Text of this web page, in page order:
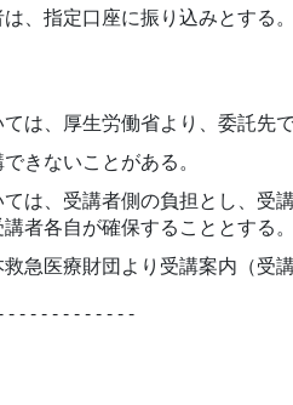
、指定口座に振り込みとする。
は、厚生労働省より、委託先
きないことがある。
は、受講者側の負担とし、受
者各自が確保することとする。
急医療財団より受講案内（受
- - - - - - - - - - - -